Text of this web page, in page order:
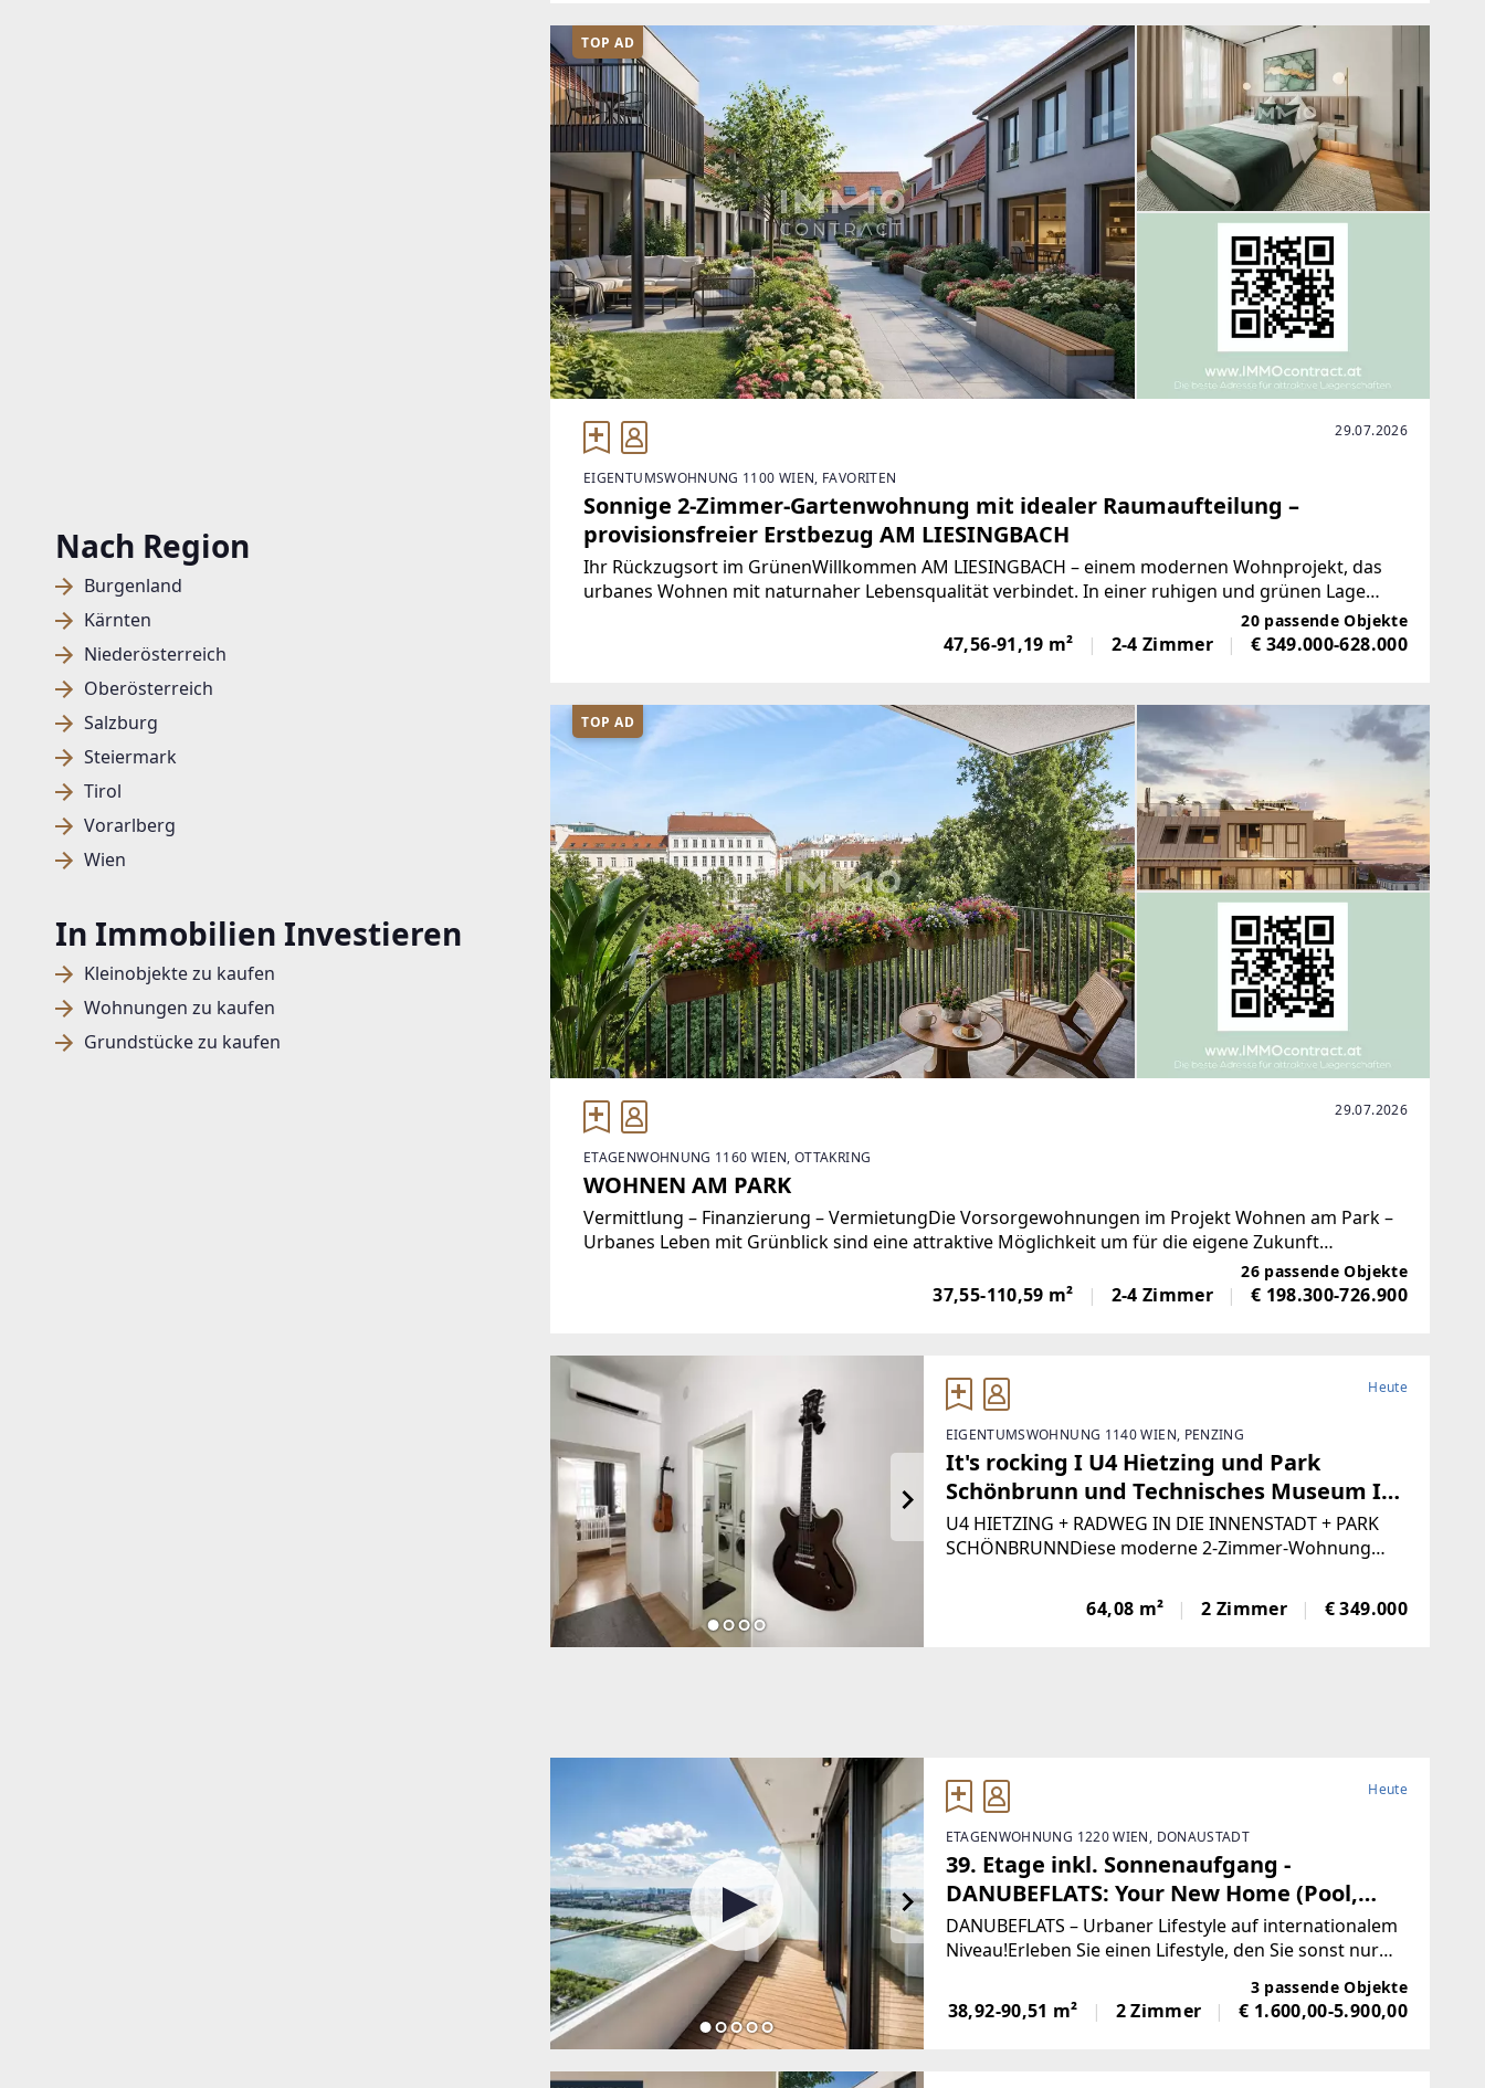
Nach Region
Burgenland
Kärnten
Niederösterreich
Oberösterreich
Salzburg
Steiermark
Tirol
Vorarlberg
Wien
In Immobilien Investieren
Kleinobjekte zu kaufen
Wohnungen zu kaufen
Grundstücke zu kaufen
TOP AD
29.07.2026
EIGENTUMSWOHNUNG 1100 WIEN, FAVORITEN
Sonnige 2-Zimmer-Gartenwohnung mit idealer Raumaufteilung –
provisionsfreier Erstbezug AM LIESINGBACH
Ihr Rückzugsort im GrünenWillkommen AM LIESINGBACH – einem modernen Wohnprojekt, das
urbanes Wohnen mit naturnaher Lebensqualität verbindet. In einer ruhigen und grünen Lage
nahe Oberlaa entsteht ein harmonisches Wohnensemble mit 20 Eigentumswohnungen20 passende Objekte
47,56-91,19 m² 2-4 Zimmer € 349.000-628.000
TOP AD
29.07.2026
ETAGENWOHNUNG 1160 WIEN, OTTAKRING
WOHNEN AM PARK
Vermittlung – Finanzierung – VermietungDie Vorsorgewohnungen im Projekt Wohnen am Park –
Urbanes Leben mit Grünblick sind eine attraktive Möglichkeit um für die eigene Zukunft
26 passende Objekte
37,55-110,59 m² 2-4 Zimmer € 198.300-726.900
Heute
EIGENTUMSWOHNUNG 1140 WIEN, PENZING
It's rocking I U4 Hietzing und Park
Schönbrunn und Technisches Museum I
Klimaanlage I Einbauküche & Schränke
U4 HIETZING + RADWEG IN DIE INNENSTADT + PARK
SCHÖNBRUNNDiese moderne 2-Zimmer-Wohnung
Wohnbereich, die gemeinsam mit den hellen
Materialien eine freundliche und einladende
64,08 m² 2 Zimmer € 349.000
Heute
ETAGENWOHNUNG 1220 WIEN, DONAUSTADT
39. Etage inkl. Sonnenaufgang -
DANUBEFLATS: Your New Home (Pool,
Fitness and Wellness)
DANUBEFLATS – Urbaner Lifestyle auf internationalem
Niveau!Erleben Sie einen Lifestyle, den Sie sonst nur
die exklusiven Mietwohnungen in den DANUBEFLATS
machen es möglich. In einer der begehrtesten
3 passende Objekte
38,92-90,51 m² 2 Zimmer € 1.600,00-5.900,00